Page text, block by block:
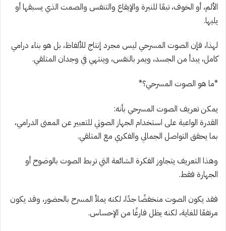
الألم، أو الخوف، تبعًا للنبرة والإيقاع والتنفس والصمت الذي يسبقها أو
يليها.
لهذا، فإن الصوت المسرحي ليس مجرد إنتاج للألفاظ، بل هو بناء درامي
كامل، يبدأ من الجسد، ويمر بالنفس، وينتهي في وجدان المتلقي.
*ما هو الصوت المسرحي؟*
يمكن تعريف الصوت المسرحي بأنه:
القدرة الواعية على استخدام الجهاز الصوتي للتعبير عن المعنى الدرامي،
بما يحقق التواصل الجمالي والفكري مع المتلقي.
وهذا التعريف يتجاوز الفكرة الشائعة التي تربط الصوت بالوضوح أو
الجهارة فقط.
فقد يكون الصوت منخفضًا جدًا، لكنه يملأ المسرح بالحضور، وقد يكون
مرتفعًا للغاية، لكنه يظل فارغًا من الإحساس.